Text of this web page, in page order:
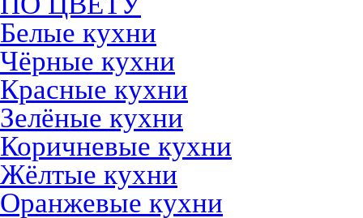
Белые кухни
Чёрные кухни
Красные кухни
Зелёные кухни
Коричневые кухни
Жёлтые кухни
Оранжевые кухни